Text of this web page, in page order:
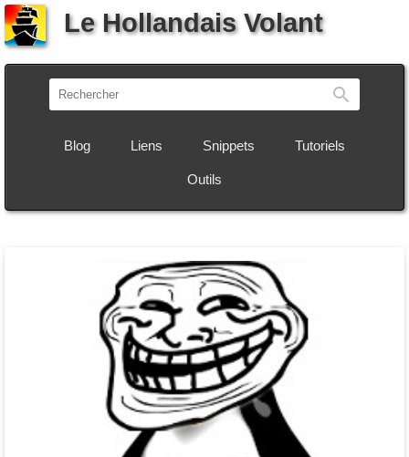
Le Hollandais Volant
Blog Liens Snippets Tutoriels
Outils